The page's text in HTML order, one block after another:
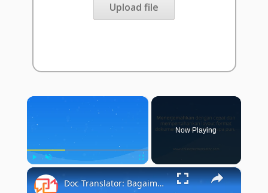
Upload file
×
Play Unmute Fullscreen
Now Playing
×
Doc Translator: Bagaimana cara menggunakan penerjemah dokumen?